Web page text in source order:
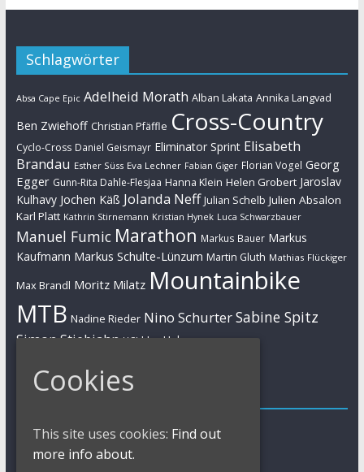
Schlagwörter
Absa Cape Epic Adelheid Morath Alban Lakata Annika Langvad
Ben Zwiehoff Christian Pfäffle Cross-Country
Cyclo-Cross Daniel Geismayr Eliminator Sprint Elisabeth
Brandau Esther Süss Eva Lechner Fabian Giger Florian Vogel Georg
Egger Gunn-Rita Dahle-Flesjaa Hanna Klein Helen Grobert Jaroslav
Kulhavy Jochen Käß Jolanda Neff Julian Schelb Julien Absalon
Karl Platt Kathrin Stirnemann Kristian Hynek Luca Schwarzbauer
Manuel Fumic Marathon Markus Bauer Markus
Kaufmann Markus Schulte-Lünzum Martin Gluth Mathias Flückiger
Max Brandl Moritz Milatz Mountainbike
MTB Nadine Rieder Nino SchurterSabine Spitz
Simon Stiebjahn UCI Urs Huber
Impressum
Impressum / Kontakt
Cookies Policy
Cookies
This site uses cookies: Find out
more info about.